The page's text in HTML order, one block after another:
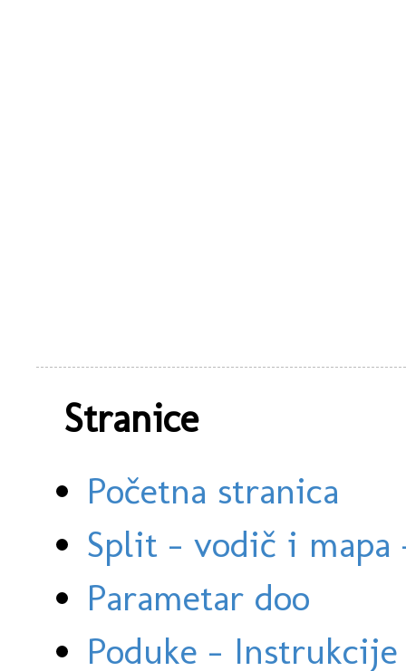
Stranice
Početna stranica
Split - vodič i
Parametar doo
Poduke -